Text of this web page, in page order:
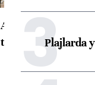
ABD'de konut
toparlandı
3Plajlarda